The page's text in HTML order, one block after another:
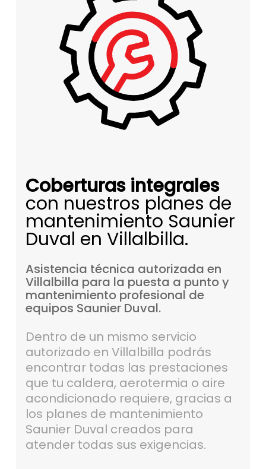
Coberturas integrales
con nuestros planes de
mantenimiento Saunier
Duval en Villalbilla.
Asistencia técnica autorizada en
Villalbilla para la puesta a puntoy
mantenimiento profesional de
equipos Saunier Duval.
Dentro de un mismo servicio
autorizado en Villalbilla podrás
encontrar todas las prestaciones
que tu caldera, aerotermia o aire
acondicionado requiere, gracias a
los planes de mantenimiento
Saunier Duval creados para
atender todas sus exigencias.